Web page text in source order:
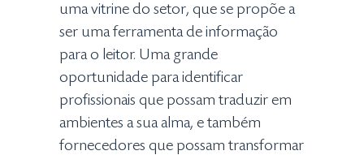
uma vitrine do setor, que se propõe a
ser uma ferramenta de informação
para o leitor. Uma grande
oportunidade para identificar
profissionais que possam traduzir em
ambientes a sua alma, e também
fornecedores que possam transformar